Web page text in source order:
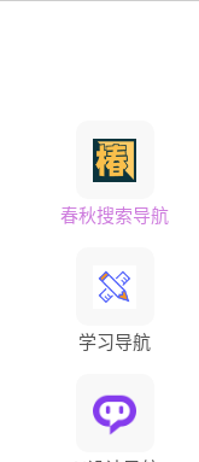
春秋搜索导航
学习导航